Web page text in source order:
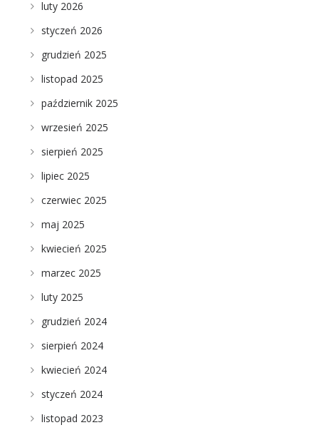
luty 2026
styczeń 2026
grudzień 2025
listopad 2025
październik 2025
wrzesień 2025
sierpień 2025
lipiec 2025
czerwiec 2025
maj 2025
kwiecień 2025
marzec 2025
luty 2025
grudzień 2024
sierpień 2024
kwiecień 2024
styczeń 2024
listopad 2023